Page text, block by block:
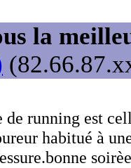
la
running est
habitué à